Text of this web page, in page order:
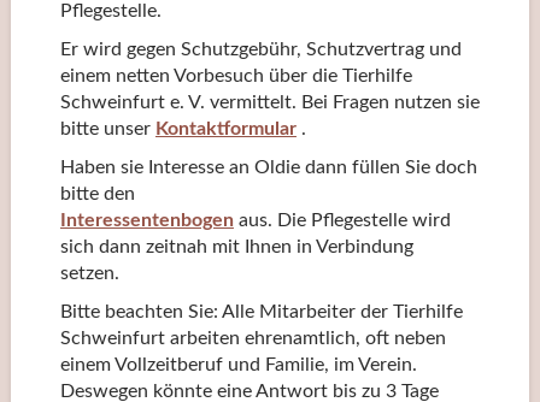
Pflegestelle.
Er wird gegen Schutzgebühr, Schutzvertrag und
einem netten Vorbesuch über die Tierhilfe
Schweinfurt e. V. vermittelt. Bei Fragen nutzen sie
bitte unser Kontaktformular.
Haben sie Interesse an Oldie dann füllen Sie doch
bitte den
Interessentenbogen aus. Die Pflegestelle wird
sich dann zeitnah mit Ihnen in Verbindung
setzen.
Bitte beachten Sie: Alle Mitarbeiter der Tierhilfe
Schweinfurt arbeiten ehrenamtlich, oft neben
einem Vollzeitberuf und Familie, im Verein.
Deswegen könnte eine Antwort bis zu 3 Tage